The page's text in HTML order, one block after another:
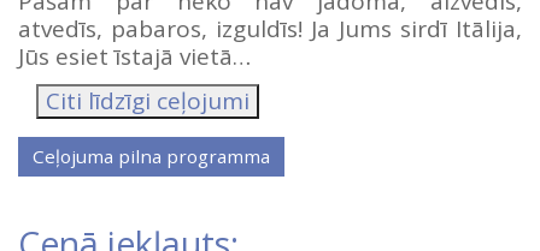
atvedīs, pabaros, izguldīs! Ja Jums sirdī Itālija,
Jūs esiet īstajā vietā…
Citi līdzīgi ceļojumi